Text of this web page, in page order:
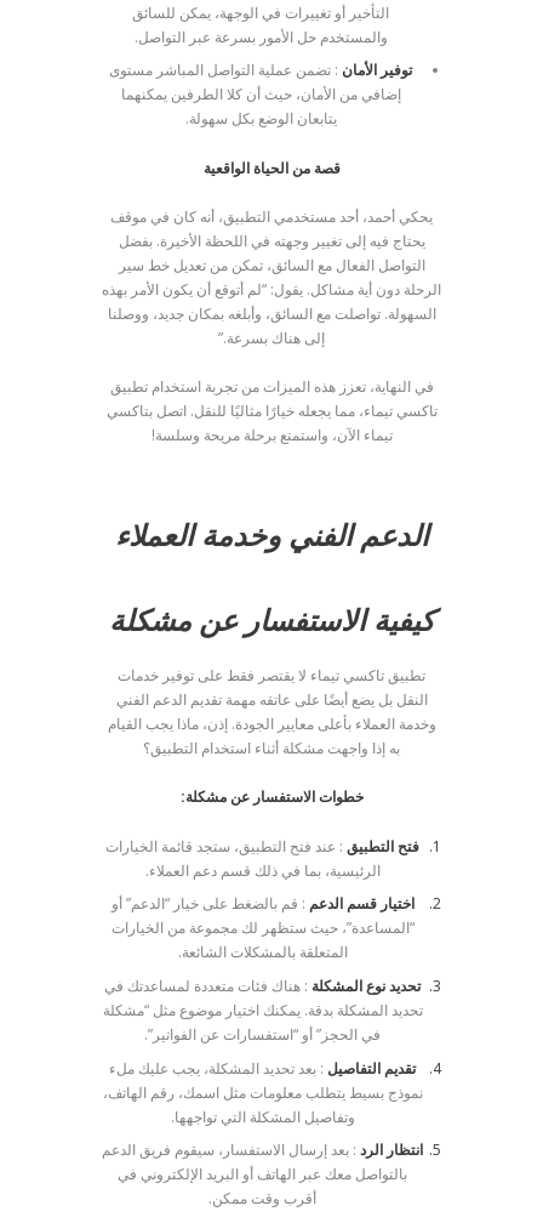
التأخير أو تغييرات في الوجهة، يمكن للسائق
والمستخدم حل الأمور بسرعة عبر التواصل.
توفير الأمان : تضمن عملية التواصل المباشر مستوى
إضافي من الأمان، حيث أن كلا الطرفين يمكنهما
يتابعان الوضع بكل سهولة.
قصة من الحياة الواقعية
يحكي أحمد، أحد مستخدمي التطبيق، أنه كان في موقف
يحتاج فيه إلى تغيير وجهته في اللحظة الأخيرة. بفضل
التواصل الفعال مع السائق، تمكن من تعديل خط سير
الرحلة دون أية مشاكل. يقول: “لم أتوقع أن يكون الأمر بهذه
السهولة. تواصلت مع السائق، وأبلغه بمكان جديد، ووصلنا
إلى هناك بسرعة.”
في النهاية، تعزز هذه الميزات من تجربة استخدام تطبيق
تاكسي تيماء، مما يجعله خيارًا مثاليًا للنقل. اتصل بتاكسي
تيماء الآن، واستمتع برحلة مريحة وسلسة!
الدعم الفني وخدمة العملاء
كيفية الاستفسار عن مشكلة
تطبيق تاكسي تيماء لا يقتصر فقط على توفير خدمات
النقل بل يضع أيضًا على عاتقه مهمة تقديم الدعم الفني
وخدمة العملاء بأعلى معايير الجودة. إذن، ماذا يجب القيام
به إذا واجهت مشكلة أثناء استخدام التطبيق؟
خطوات الاستفسار عن مشكلة:
فتح التطبيق: عند فتح التطبيق، ستجد قائمة الخيارات
الرئيسية، بما في ذلك قسم دعم العملاء.
اختيار قسم الدعم : قم بالضغط على خيار “الدعم” أو
“المساعدة”، حيث ستظهر لك مجموعة من الخيارات
المتعلقة بالمشكلات الشائعة.
تحديد نوع المشكلة : هناك فئات متعددة لمساعدتك في
تحديد المشكلة بدقة. يمكنك اختيار موضوع مثل “مشكلة
في الحجز” أو “استفسارات عن الفواتير”.
تقديم التفاصيل : بعد تحديد المشكلة، يجب عليك ملء
نموذج بسيط يتطلب معلومات مثل اسمك، رقم الهاتف،
وتفاصيل المشكلة التي تواجهها.
انتظار الرد: بعد إرسال الاستفسار، سيقوم فريق الدعم
بالتواصل معك عبر الهاتف أو البريد الإلكتروني في
أقرب وقت ممكن.